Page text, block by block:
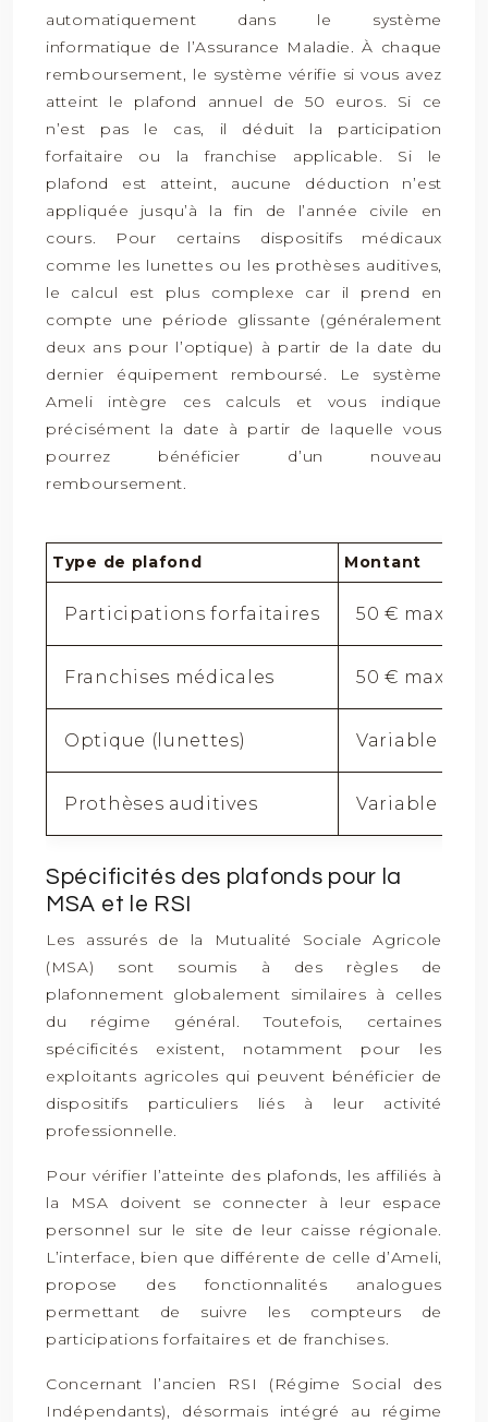
automatiquement dans le système
informatique de l’Assurance Maladie. À chaque
remboursement, le système vérifie si vous avez
atteint le plafond annuel de 50 euros. Si ce
n’est pas le cas, il déduit la participation
forfaitaire ou la franchise applicable. Si le
plafond est atteint, aucune déduction n’est
appliquée jusqu’à la fin de l’année civile en
cours. Pour certains dispositifs médicaux
comme les lunettes ou les prothèses auditives,
le calcul est plus complexe car il prend en
compte une période glissante (généralement
deux ans pour l’optique) à partir de la date du
dernier équipement remboursé. Le système
Ameli intègre ces calculs et vous indique
précisément la date à partir de laquelle vous
pourrez bénéficier d’un nouveau
remboursement.
Type de plafond Montant
Participations forfaitaires 50 €
Franchises médicales 50 €
Optique (lunettes) Variable
Prothèses auditives Variable
Spécificités des plafonds pour la
MSA et le RSI
Les assurés de la Mutualité Sociale Agricole
(MSA) sont soumis à des règles de
plafonnement globalement similaires à celles
du régime général. Toutefois, certaines
spécificités existent, notamment pour les
exploitants agricoles qui peuvent bénéficier de
dispositifs particuliers liés à leur activité
professionnelle.
Pour vérifier l’atteinte des plafonds, les affiliés à
la MSA doivent se connecter à leur espace
personnel sur le site de leur caisse régionale.
L’interface, bien que différente de celle d’Ameli,
propose des fonctionnalités analogues
permettant de suivre les compteurs de
participations forfaitaires et de franchises.
Concernant l’ancien RSI (Régime Social des
Indépendants), désormais intégré au régime